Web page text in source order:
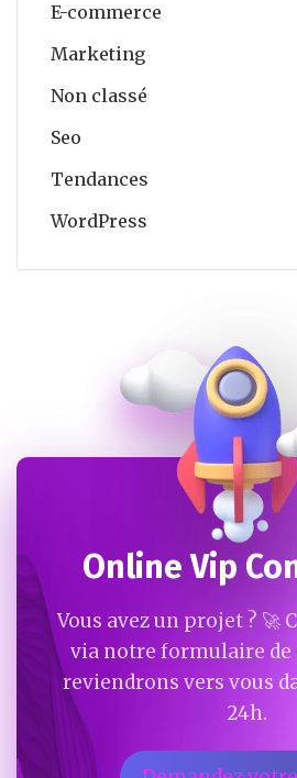
E-commerce
Marketing
Non classé
Seo
Tendances
WordPress
Online Vip
Vous avez un projet ? 🚀
via notre formulaire de
reviendrons vers vous
24h.